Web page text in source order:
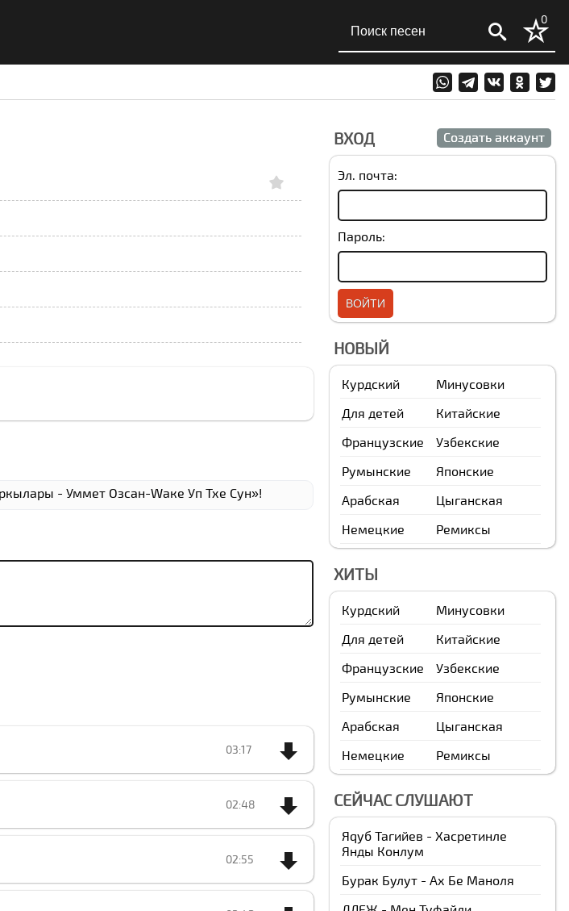
0
- Уммет Озcан-Wаке Уп Тхе Сун»!
03:17
02:48
02:55
ВХОД Создать аккаунт
Эл. почта:
Пароль:
НОВЫЙ
Курдский
Минусовки
Для детей
Китайские
Французские
Узбекские
Румынские
Японские
Арабская
Цыганская
Немецкие
Ремиксы
ХИТЫ
Курдский
Минусовки
Для детей
Китайские
Французские
Узбекские
Румынские
Японские
Арабская
Цыганская
Немецкие
Ремиксы
СЕЙЧАС СЛУШАЮТ
Яqуб Тагийев - Хасретинле
Янды Конлум
Бурак Булут - Ах Бе Маноля